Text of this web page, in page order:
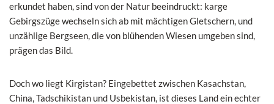
erkundet haben, sind von der Natur beeindruckt: karge
Gebirgszüge wechseln sich ab mit mächtigen Gletschern, und
unzählige Bergseen, die von blühenden Wiesen umgeben sind,
prägen das Bild.
Doch wo liegt Kirgistan? Eingebettet zwischen Kasachstan,
China, Tadschikistan und Usbekistan, ist dieses Land ein echter